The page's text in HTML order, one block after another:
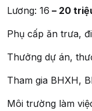
Lương: 16 – 20
Phụ cấp ăn trưa,
Thưởng dự án,
Tham gia BHXH,
Môi trường làm